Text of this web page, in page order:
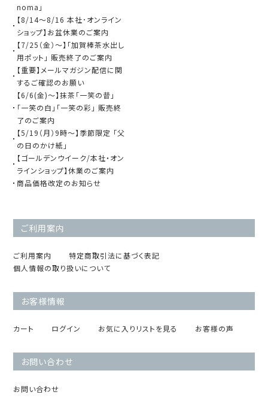
noma」
【8/14～8/16 本社･オンライン
ショップ】お盆休業のご案内
【7/25（金）～】「加賀棒茶水出し
用ポット」 販売終了のご案内
【重要】メールマガジン配信に関
するご確認のお願い
【6/6(金)～】抹茶「一笑の昔」
「一笑の白」「一笑の彩」 販売終
了のご案内
【5/19（月）9時～】季節限定 「父
の日のかけ紙」
【ゴールデンウイーク/本社・オン
ラインショップ】休業のご案内
商品価格改定のお知らせ
ご利用案内
ご利用案内
特定商取引法に基づく表記
個人情報の取り扱いについて
お客様情報
カート ログイン お気に入りリストを見る お客様の声
お問い合わせ
お問い合わせ